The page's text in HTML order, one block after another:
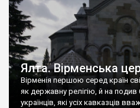
Ялта. Вірменська
Вірменія першою серед країн
як державну релігію, й на подив
українців, які усіх кавказців